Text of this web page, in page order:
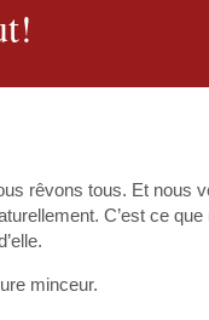
rêvons tous. Et nous
C’est ce
minceur.